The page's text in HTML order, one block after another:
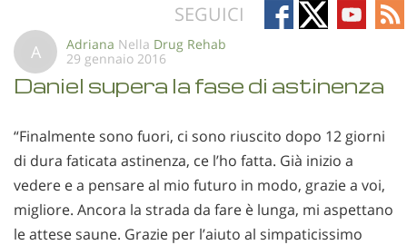
SEGUICI
Follow
on
Follow
on
Follow
on
on
A Adriana Nella Drug Rehab
29 gennaio 2016
Daniel supera la fase di astinenza
“Finalmente sono fuori, ci sono riuscito dopo 12 giorni
di dura faticata astinenza, ce l’ho fatta. Già inizio a
vedere e a pensare al mio futuro in modo, grazie a voi,
migliore. Ancora la strada da fare è lunga, mi aspettano
le attese saune. Grazie per l’aiuto al simpaticissimo